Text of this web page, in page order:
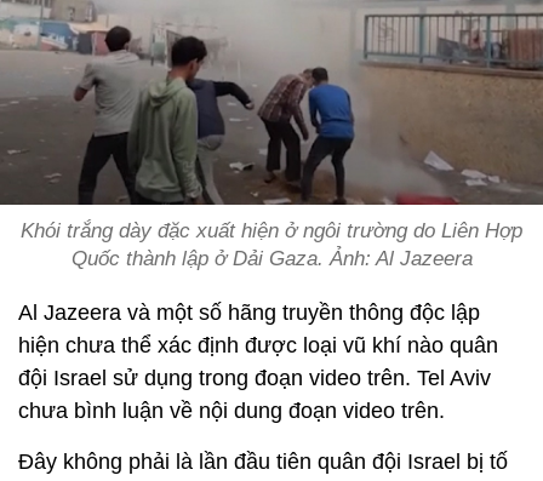
Khói trắng dày đặc xuất hiện ở ngôi trường do Liên Hợp
Quốc thành lập ở Dải Gaza. Ảnh: Al Jazeera
Al Jazeera và một số hãng truyền thông độc lập
hiện chưa thể xác định được loại vũ khí nào quân
đội Israel sử dụng trong đoạn video trên. Tel Aviv
chưa bình luận về nội dung đoạn video trên.
Đây không phải là lần đầu tiên quân đội Israel bị tố